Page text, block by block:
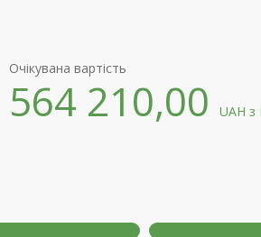
Очікувана вартість
564 210,00UAHз